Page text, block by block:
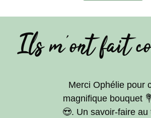
Ils m'ont fait
Merci Ophélie pour
magnifique bouquet
😍. Un savoir-faire au